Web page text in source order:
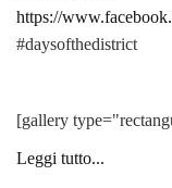
https://
#daysofthedistrict
[gallery
Leggi tutto...